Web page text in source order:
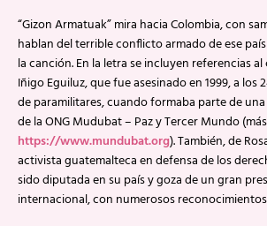
“Gizon Armatuak” mira hacia Colombia, con
hablan del terrible conflicto armado de ese
la canción. En la letra se incluyen referencias
Iñigo Eguiluz, que fue asesinado en 1999, a
de paramilitares, cuando formaba parte de
de la ONG Mudubat – Paz y Tercer Mundo
https://www.mundubat.org). También, de
activista guatemalteca en defensa de los
sido diputada en su país y goza de un gran
internacional, con numerosos